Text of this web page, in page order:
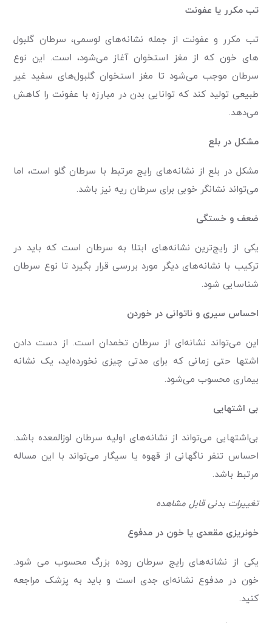
تب مکرر یا عفونت
تب مکرر و عفونت از جمله نشانه‌های لوسمی، سرطان گلبول
های خون که از مغز استخوان آغاز می‌شود، است. این نوع
سرطان موجب می‌شود تا مغز استخوان گلبول‌های سفید غیر
طبیعی تولید کند که توانایی بدن در مبارزه با عفونت را کاهش
می‌دهد.
مشکل در بلع
مشکل در بلع از نشانه‌های رایج مرتبط با سرطان گلو است، اما
می‌تواند نشانگر خوبی برای سرطان ریه نیز باشد.
ضعف و خستگی
یکی از رایج‌ترین نشانه‌های ابتلا به سرطان است که باید در
ترکیب با نشانه‌های دیگر مورد بررسی قرار بگیرد تا نوع سرطان
شناسایی شود.
احساس سیری و ناتوانی در خوردن
این می‌تواند نشانه‌ای از سرطان تخمدان است. از دست دادن
اشتها حتی زمانی که برای مدتی چیزی نخورده‌اید، یک نشانه
بیماری محسوب می‌شود.
بی اشتهایی
بی‌اشتهایی می‌تواند از نشانه‌های اولیه سرطان لوزالمعده باشد.
احساس تنفر ناگهانی از قهوه یا سیگار می‌تواند با این مساله
مرتبط باشد.
تغییرات بدنی قابل مشاهده
خونریزی مقعدی یا خون در مدفوع
یکی از نشانه‌های رایج سرطان روده بزرگ محسوب می شود.
خون در مدفوع نشانه‌ای جدی است و باید به پزشک مراجعه
کنید.